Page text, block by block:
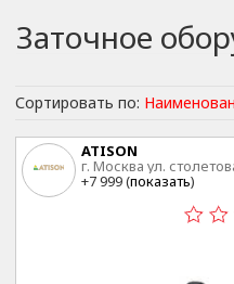
Заточное
Сортировать по:
ATISON
г. Москва ул.
+7 999 (показать)